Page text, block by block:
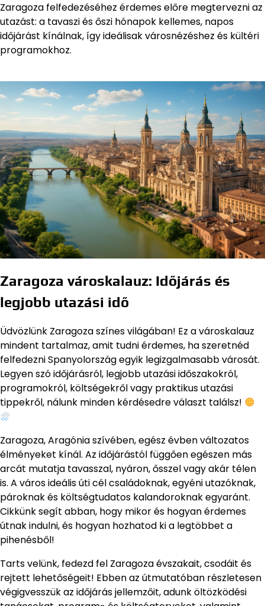
Zaragoza felfedezéséhez érdemes előre megtervezni az
utazást: a tavaszi és őszi hónapok kellemes, napos
időjárást kínálnak, így ideálisak városnézéshez és kültéri
programokhoz.
Zaragoza városkalauz: Időjárás és
legjobb utazási idő
Üdvözlünk Zaragoza színes világában! Ez a városkalauz
mindent tartalmaz, amit tudni érdemes, ha szeretnéd
felfedezni Spanyolország egyik legizgalmasabb városát.
Legyen szó időjárásról, legjobb utazási időszakokról,
programokról, költségekről vagy praktikus utazási
tippekről, nálunk minden kérdésedre választ találsz!
Zaragoza, Aragónia szívében, egész évben változatos
élményeket kínál. Az időjárástól függően egészen más
arcát mutatja tavasszal, nyáron, ősszel vagy akár télen
is. A város ideális úti cél családoknak, egyéni utazóknak,
pároknak és költségtudatos kalandoroknak egyaránt.
Cikkünk segít abban, hogy mikor és hogyan érdemes
útnak indulni, és hogyan hozhatod ki a legtöbbet a
pihenésből!
Tarts velünk, fedezd fel Zaragoza évszakait, csodáit és
rejtett lehetőségeit! Ebben az útmutatóban részletesen
végigvesszük az időjárás jellemzőit, adunk öltözködési